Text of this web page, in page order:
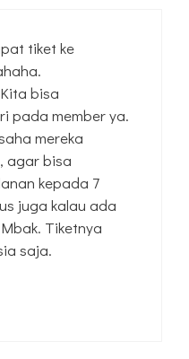
tiket ke
bisa
pada member ya.
mereka
agar bisa
kepada 7
juga kalau ada
Tiketnya
saja.